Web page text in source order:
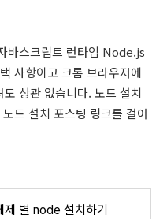
바스크립트 런타임 Node.js
사항이고 크롬 브라우저에
상관 없습니다. 노드 설치
드 설치 포스팅 링크를 걸어
별 node 설치하기